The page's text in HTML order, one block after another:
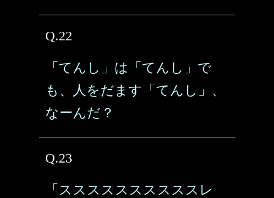
Q.22
「てんし」は「てんし」で
も、人をだます「てんし」、
なーんだ？
Q.23
「ススススススススススレ